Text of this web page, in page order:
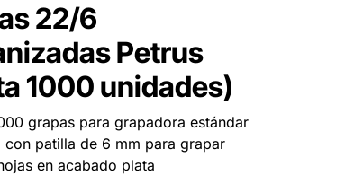
22/6
Petrus
1000 unidades)
grapas para grapadora estándar
con patilla de 6 mm para grapar
en acabado plata